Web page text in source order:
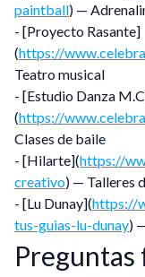
paintball) —
- [Proyecto Rasante]
(https://
Teatro musical
- [Estudio Danza
(https://
Clases de baile
- [Hilarte](https://
creativo) — Talleres
- [Lu Dunay](https://
tus-guias-lu-dunay)